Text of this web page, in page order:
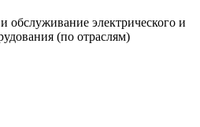
обслуживание электрического и
(по отраслям)